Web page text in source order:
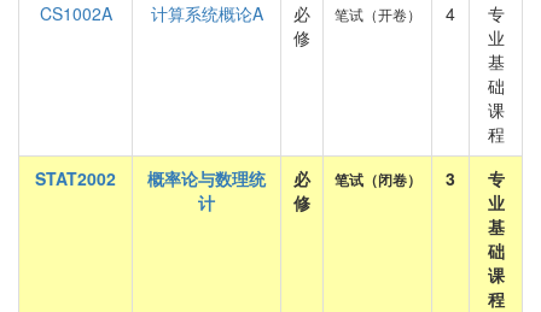
CS1002A 计算系统概论A
必
修
笔试（开卷） 4
专
业
基
础
课
程
STAT2002
概率论与数理统
计
必
修
笔试（闭卷） 3
专
业
基
础
课
程